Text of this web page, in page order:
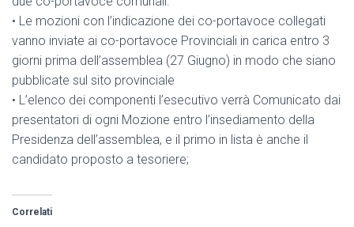
•⁠ ⁠Le mozioni con l’indicazione dei co-portavoce collegati
vanno inviate ai co-portavoce Provinciali in carica entro 3
giorni prima dell’assemblea (27 Giugno) in modo che siano
pubblicate sul sito provinciale
•⁠ ⁠L’elenco dei componenti l’esecutivo verrà Comunicato dai
presentatori di ogni Mozione entro l’insediamento della
Presidenza dell’assemblea, e il primo in lista è anche il
candidato proposto a tesoriere;
Correlati